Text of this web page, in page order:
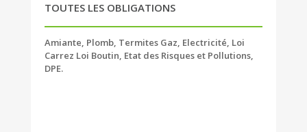
TOUTES LES OBLIGATIONS
Amiante, Plomb, Termites Gaz, Electricité, Loi
Carrez Loi Boutin, Etat des Risques et Pollutions,
DPE.